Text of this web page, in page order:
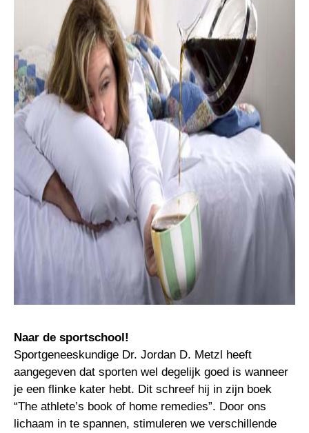
Naar de sportschool!
Sportgeneeskundige Dr. Jordan D. Metzl heeft
aangegeven dat sporten wel degelijk goed is wanneer
je een flinke kater hebt. Dit schreef hij in zijn boek
“The athlete’s book of home remedies”. Door ons
lichaam in te spannen, stimuleren we verschillende